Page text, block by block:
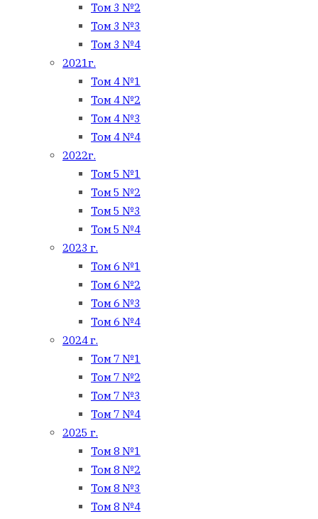
Том 3 №2
Том 3 №3
Том 3 №4
2021г.
Том 4 №1
Том 4 №2
Том 4 №3
Том 4 №4
2022г.
Том 5 №1
Том 5 №2
Том 5 №3
Том 5 №4
2023 г.
Том 6 №1
Том 6 №2
Том 6 №3
Том 6 №4
2024 г.
Том 7 №1
Том 7 №2
Том 7 №3
Том 7 №4
2025 г.
Том 8 №1
Том 8 №2
Том 8 №3
Том 8 №4